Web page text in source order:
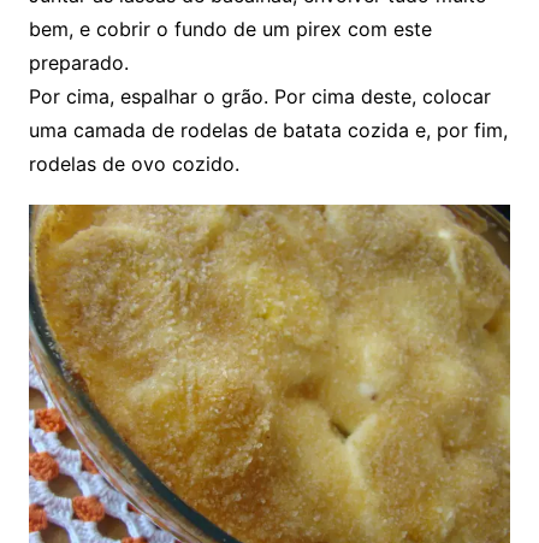
bem, e cobrir o fundo de um pirex com este
preparado.
Por cima, espalhar o grão. Por cima deste, colocar
uma camada de rodelas de batata cozida e, por fim,
rodelas de ovo cozido.